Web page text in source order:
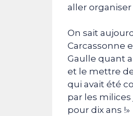
aller organiser
On sait
Carcassonne
Gaulle quant
et le mettre
qui avait été
par les milices
pour dix ans !»